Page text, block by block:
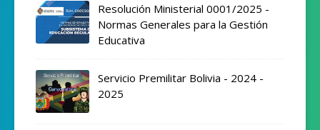
Resolución Ministerial 0001/2025 -
Normas Generales para la Gestión
Educativa
Servicio Premilitar Bolivia - 2024 -
2025